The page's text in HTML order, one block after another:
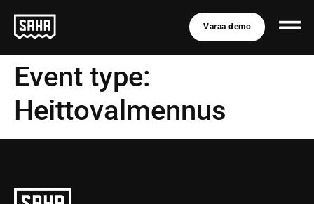
Varaa demo
Event type:
Heittovalmennus